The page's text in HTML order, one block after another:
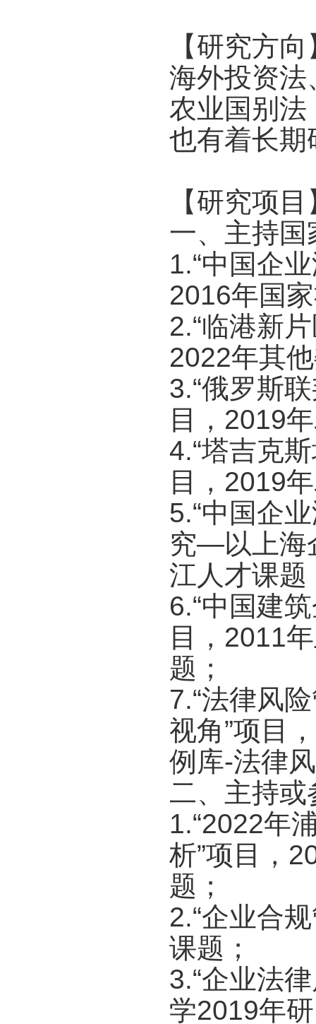
【研究方向
海外投资法
农业国别法
也有着长期
【研究项目
一、主持
1.“中国企
2016年国
2.“临港新
2022年其
3.“俄罗斯
目，2019
4.“塔吉克
目，2019
5.“中国企
究—以上海
江人才课题
6.“中国建
目，2011
题；
7.“法律风
视角”项目
例库-法律
二、主持
1.“2022年
析”项目，
题；
2.“企业合
课题；
3.“企业法
学2019年